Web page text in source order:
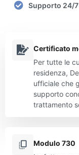
Supporto 24/7
Certificato
Per tutte le
residenza,
ufficiale che
supporto
trattamento
Modulo 730